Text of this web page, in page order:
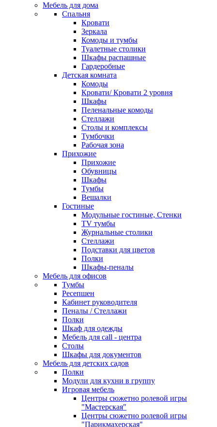
Мебель для дома
Спальня
Кровати
Зеркала
Комоды и тумбы
Туалетные столики
Шкафы распашные
Гардеробные
Детская комната
Комоды
Кровати/ Кровати 2 уровня
Шкафы
Пеленальные комоды
Стеллажи
Столы и комплексы
Тумбочки
Рабочая зона
Прихожие
Прихожие
Обувницы
Шкафы
Тумбы
Вешалки
Гостиные
Модульные гостиные, Стенки
TV тумбы
Журнальные столики
Стеллажи
Подставки для цветов
Полки
Шкафы-пеналы
Мебель для офисов
Тумбы
Ресепшен
Кабинет руководителя
Пеналы / Стеллажи
Полки
Шкаф для одежды
Мебель для call - центра
Столы
Шкафы для документов
Мебель для детских садов
Полки
Модули для кухни в группу
Игровая мебель
Центры сюжетно ролевой игры
"Мастерская"
Центры сюжетно ролевой игры
"Парикмахерская"